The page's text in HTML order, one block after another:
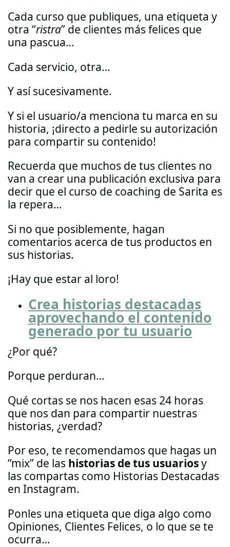
Cada curso que publiques, una etiqueta y
otra “ristra” de clientes más felices que
una pascua…
Cada servicio, otra…
Y así sucesivamente.
Y si el usuario/a menciona tu marca en su
historia, ¡directo a pedirle su autorización
para compartir su contenido!
Recuerda que muchos de tus clientes no
van a crear una publicación exclusiva para
decir que el curso de coaching de Sarita es
la repera…
Si no que posiblemente, hagan
comentarios acerca de tus productos en
sus historias.
¡Hay que estar al loro!
Crea historias destacadas
aprovechando el contenido
generado por tu usuario
¿Por qué?
Porque perduran…
Qué cortas se nos hacen esas 24 horas
que nos dan para compartir nuestras
historias, ¿verdad?
Por eso, te recomendamos que hagas un
“mix” de las historias de tus usuariosy
las compartas como Historias Destacadas
en Instagram.
Ponles una etiqueta que diga algo como
Opiniones, Clientes Felices, o lo que se te
ocurra…